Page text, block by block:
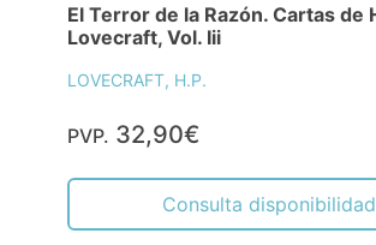
El Terror de la Razón. Cartas de
Lovecraft, Vol. Iii
LOVECRAFT, H.P.
PVP. 32,90€
Consulta disponibilidad